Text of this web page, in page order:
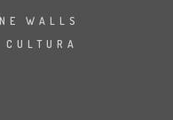
WALLS